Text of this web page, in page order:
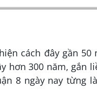
cách đây gần
hơn 300 năm, gắn
8 ngày nay từng